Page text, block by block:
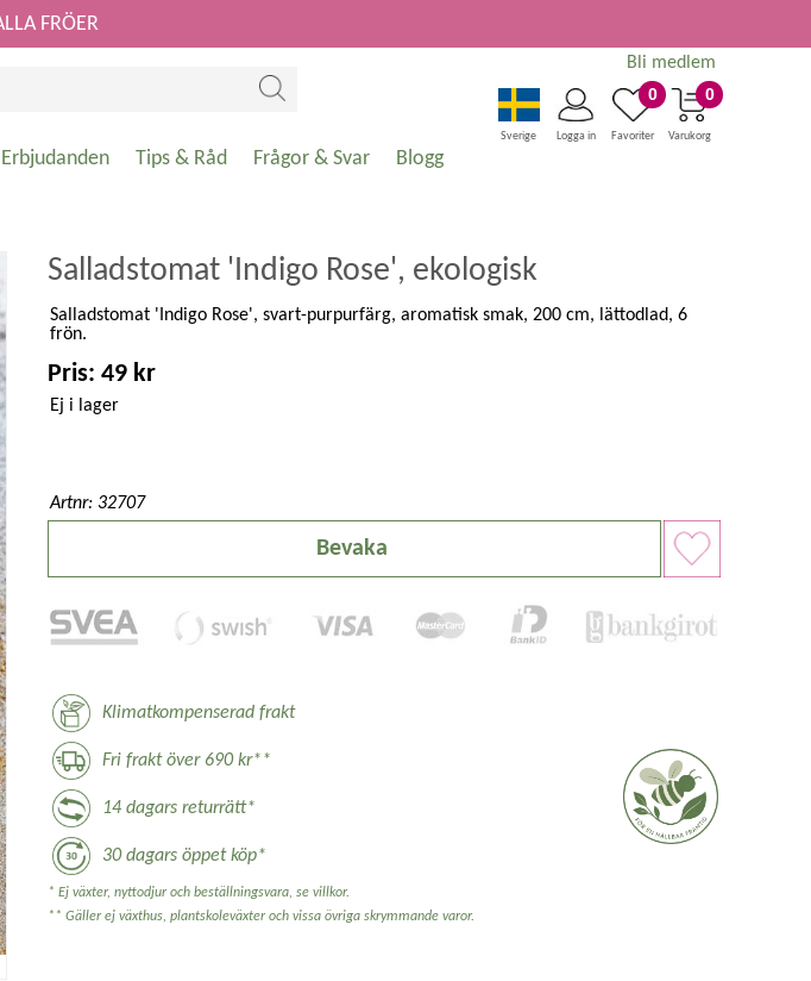
0
Varukorg
0
Favoriter
Logga in
Sverige
Bli medlem
FRÖER
Erbjudanden Tips & Råd Frågor & Svar Blogg
Salladstomat 'Indigo Rose', ekologisk
Salladstomat 'Indigo Rose', svart-purpurfärg, aromatisk smak, 200 cm, lättodlad, 6
frön.
Pris: 49 kr
Ej i lager
Artnr: 32707
Bevaka
Klimatkompenserad frakt
Fri frakt över 690 kr**
14 dagars returrätt*
30 dagars öppet köp*
* Ej växter, nyttodjur och beställningsvara, se villkor.
** Gäller ej växthus, plantskoleväxter och vissa övriga skrymmande varor.